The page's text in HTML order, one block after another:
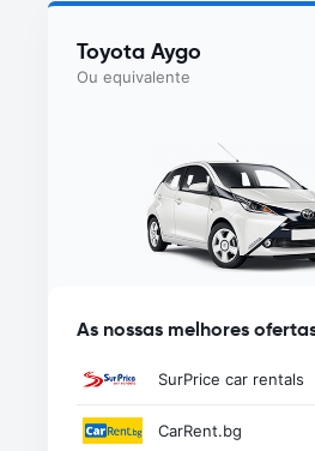
Toyota Aygo
Ou equivalente
As nossas melhores
SurPrice car rentals
CarRent.bg